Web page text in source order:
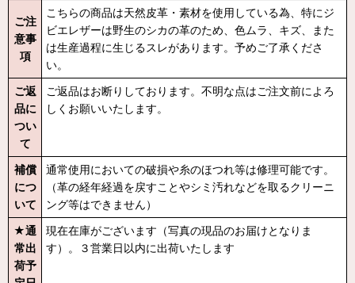
ご注
意事
項
こちらの商品は天然皮革・素材を使用している為、特にジ
ビエレザーは野生のシカの革のため、色ムラ、キズ、また
は生産過程に生じるスレがあります。予めご了承くださ
い。
ご返
品に
つい
て
ご返品はお断りしております。不明な点はご注文前によろ
しくお願いいたします。
補償
につ
いて
通常使用においての破損や糸のほつれ等は修理可能です。
（革の経年経過を戻すことやシミ汚れなどを取るクリーニ
ング等はできません）
★通
常出
荷予
現在在庫がございます（写真の現品のお届けとなりま
す）。３営業日以内に出荷いたします